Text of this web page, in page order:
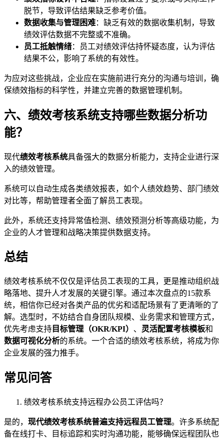
脱节，导致评估结果缺乏参考价值。
数据收集与管理困难：缺乏有效的数据收集机制，导致
绩效评估数据不完整或不准确。
员工抵触情绪：员工对绩效评估持怀疑态度，认为评估
结果不公，影响了系统的有效性。
为应对这些挑战，企业应在实施前进行充分的沟通与培训，确
保绩效指标的科学性，并建立完善的数据管理机制。
六、绩效考核系统支持哪些数据分析功
能？
现代绩效考核系统具备强大的数据分析能力，支持企业进行深
入的绩效管理。
系统可以自动生成各类绩效报表，如个人绩效趋势、部门绩效
对比等，帮助管理者全面了解员工表现。
此外，系统还支持异常值检测、绩效预测分析等高级功能，为
企业的人才管理和战略决策提供数据支持。
总结
绩效考核系统不仅仅是评估员工表现的工具，更是推动组织战
略落地、提升人才发展的关键引擎。通过本次盘点的15款系
统，相信你已经对各类产品的优劣和适配场景有了更清晰的了
解。选型时，不妨结合自身团队规模、业务需求和管理方式，
优先考虑支持 目标管理（OKR/KPI） 、 灵活配置考核模板和
数据可视化分析的系统。一个合适的绩效考核系统，将成为你
企业发展的强力推手。
常见问答
绩效考核系统支持远程办公员工评估吗？
是的， 现代绩效考核系统普遍支持远程员工管理。许多系统配
备在线打卡、目标追踪和实时沟通功能，能够确保远程团队也